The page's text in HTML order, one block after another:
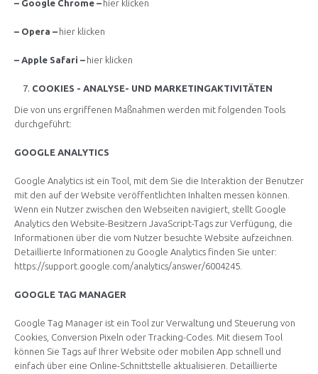
– Google Chrome – hier klicken
– Opera – hier klicken
– Apple Safari – hier klicken
COOKIES - ANALYSE- UND MARKETINGAKTIVITÄTEN
Die von uns ergriffenen Maßnahmen werden mit folgenden Tools
durchgeführt:
GOOGLE ANALYTICS
Google Analytics ist ein Tool, mit dem Sie die Interaktion der Benutzer
mit den auf der Website veröffentlichten Inhalten messen können.
Wenn ein Nutzer zwischen den Webseiten navigiert, stellt Google
Analytics den Website-Besitzern JavaScript-Tags zur Verfügung, die
Informationen über die vom Nutzer besuchte Website aufzeichnen.
Detaillierte Informationen zu Google Analytics finden Sie unter:
https://support.google.com/analytics/answer/6004245.
GOOGLE TAG MANAGER
Google Tag Manager ist ein Tool zur Verwaltung und Steuerung von
Cookies, Conversion Pixeln oder Tracking-Codes. Mit diesem Tool
können Sie Tags auf Ihrer Website oder mobilen App schnell und
einfach über eine Online-Schnittstelle aktualisieren. Detaillierte